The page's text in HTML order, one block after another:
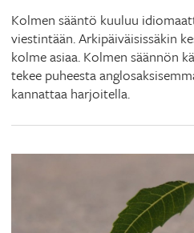
Kolmen sääntö kuuluu
viestintään. Arkipäiväisissäkin
kolme asiaa. Kolmen säännön
tekee puheesta
kannattaa harjoitella.